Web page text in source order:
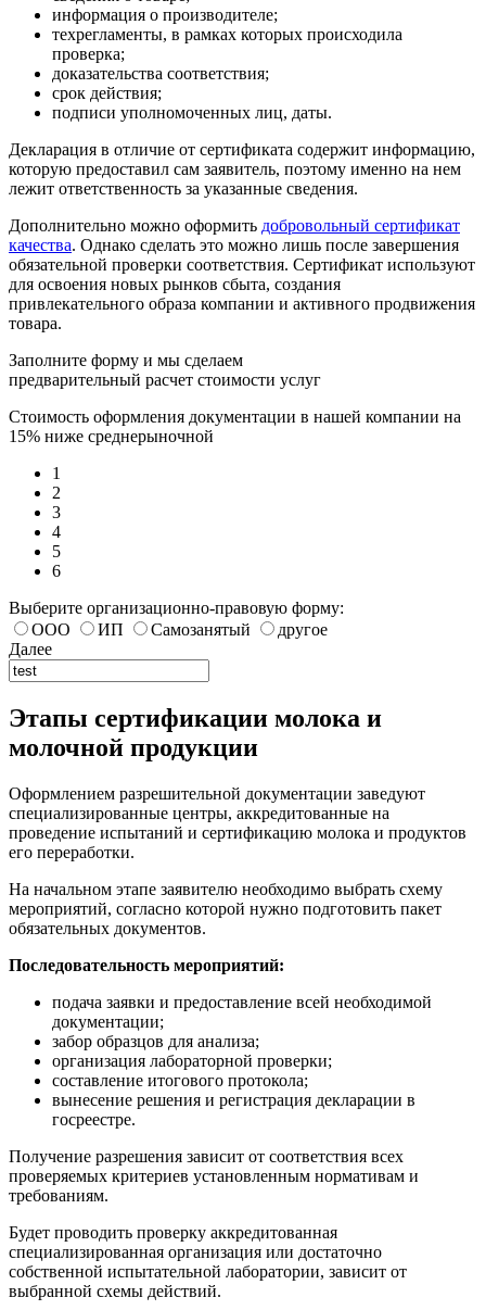
информация о производителе;
техрегламенты, в рамках которых происходила
проверка;
доказательства соответствия;
срок действия;
подписи уполномоченных лиц, даты.
Декларация в отличие от сертификата содержит информацию,
которую предоставил сам заявитель, поэтому именно на нем
лежит ответственность за указанные сведения.
Дополнительно можно оформить добровольный сертификат
качества. Однако сделать это можно лишь после завершения
обязательной проверки соответствия. Сертификат используют
для освоения новых рынков сбыта, создания
привлекательного образа компании и активного продвижения
товара.
Заполните форму и мы сделаем
предварительный расчет стоимости услуг
Стоимость оформления документации в нашей компании на
15% ниже среднерыночной
1
2
3
4
5
6
Выберите организационно-правовую форму:
ООО
ИП Самозанятый
другое
Далее
Этапы сертификации молока и
молочной продукции
Оформлением разрешительной документации заведуют
специализированные центры, аккредитованные на
проведение испытаний и сертификацию молока и продуктов
его переработки.
На начальном этапе заявителю необходимо выбрать схему
мероприятий, согласно которой нужно подготовить пакет
обязательных документов.
Последовательность мероприятий:
подача заявки и предоставление всей необходимой
документации;
забор образцов для анализа;
организация лабораторной проверки;
составление итогового протокола;
вынесение решения и регистрация декларации в
госреестре.
Получение разрешения зависит от соответствия всех
проверяемых критериев установленным нормативам и
требованиям.
Будет проводить проверку аккредитованная
специализированная организация или достаточно
собственной испытательной лаборатории, зависит от
выбранной схемы действий.